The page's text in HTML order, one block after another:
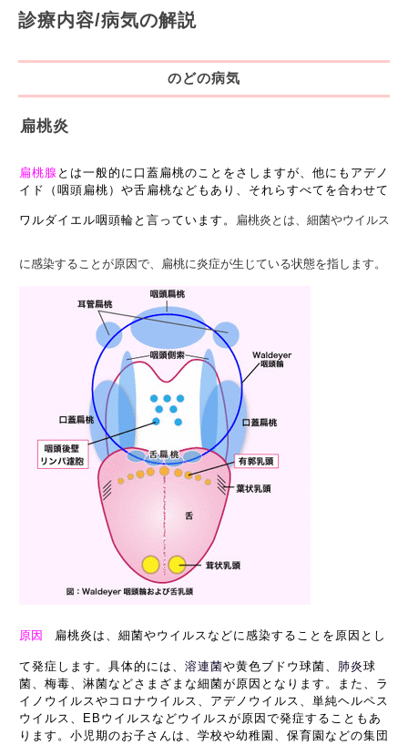
診療内容/病気の解説
のどの病気
扁桃炎
扁桃腺 とは一般的に口蓋扁桃のことをさしますが、他にもアデノ
イド（咽頭扁桃）や舌扁桃などもあり、それらすべてを合わせて
ワルダイエル咽頭輪と言っています。 扁桃炎とは、細菌やウイルス
に感染することが原因で、扁桃に炎症が生じている状態を指します。
原因 扁桃炎は、細菌やウイルスなどに感染することを原因とし
て発症します。具体的には、 溶連菌や黄色ブドウ球菌、 肺炎球
菌、梅毒、淋菌などさまざまな細菌が原因となります。また、ラ
イノウイルスやコロナウイルス、アデノウイルス、単純ヘルペス
ウイルス、EBウイルスなどウイルスが原因で発症することもあ
ります。小児期のお子さんは、学校や幼稚園、保育園などの集団